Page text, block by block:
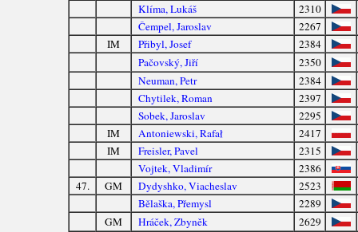
Klíma, Lukáš
2310
Čempel, Jaroslav
2267
IM
Přibyl, Josef
2384
Pačovský, Jiří
2350
Neuman, Petr
2384
Chytilek, Roman
2397
Sobek, Jaroslav
2295
IM
Antoniewski, Rafał
2417
IM
Freisler, Pavel
2315
Vojtek, Vladimír
2386
47.
GM Dydyshko, Viacheslav
2523
Bělaška, Přemysl
2289
GM
Hráček, Zbyněk
2629